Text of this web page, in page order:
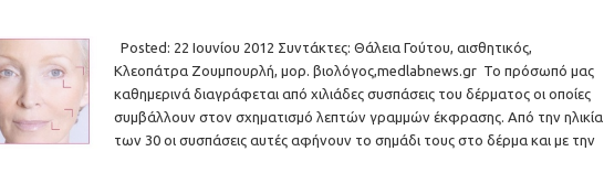
Posted: 22 Ιουνίου 2012 Συντάκτες: Θάλεια Γούτου, αισθητικός,
Κλεοπάτρα Ζουμπουρλή, μορ. βιολόγος,medlabnews.gr Το πρόσωπό μας
καθημερινά διαγράφεται από χιλιάδες συσπάσεις του δέρματος οι οποίες
συμβάλλουν στον σχηματισμό λεπτών γραμμών έκφρασης. Από την ηλικία
των 30 οι συσπάσεις αυτές αφήνουν το σημάδι τους στο δέρμα και με την